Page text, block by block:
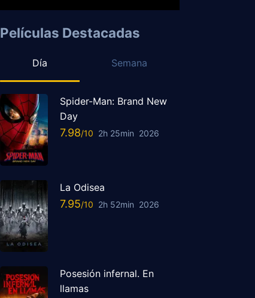
Películas Destacadas
Día Semana
Spider-Man: Brand New
Day
7.98 2h 25min 2026
La Odisea
7.95 2h 52min 2026
Posesión infernal. En
llamas